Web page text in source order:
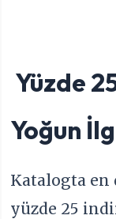
Yüzde
Yoğun
Katalogta en
yüzde 25